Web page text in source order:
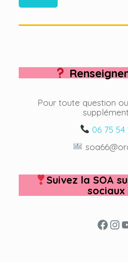
Pour toute question
06 75 54
Suivez la SOA
sociaux